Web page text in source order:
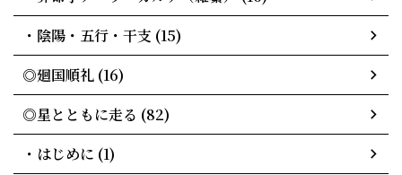
・陰陽・五行・干支 (15)
◎廻国順礼 (16)
◎星とともに走る (82)
・はじめに (1)